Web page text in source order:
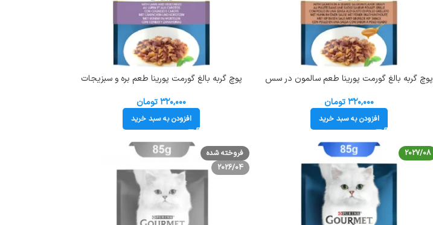
پوچ گربه بالغ گورمت پورینا طعم سالمون در سس
Pouch۳۲۰,۰۰۰ تومان
افزودن به سبد خرید
پوچ گربه بالغ گورمت پورینا طعم بره و سبزیجات
۳۲۰,۰۰۰ تومان
افزودن به سبد خرید
2027/08
فروخته شده
2026/04